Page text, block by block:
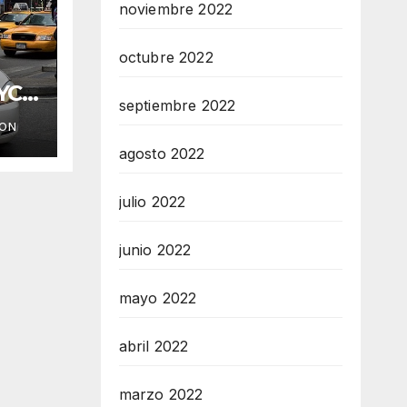
noviembre 2022
octubre 2022
septiembre 2022
agosto 2022
julio 2022
junio 2022
mayo 2022
abril 2022
marzo 2022